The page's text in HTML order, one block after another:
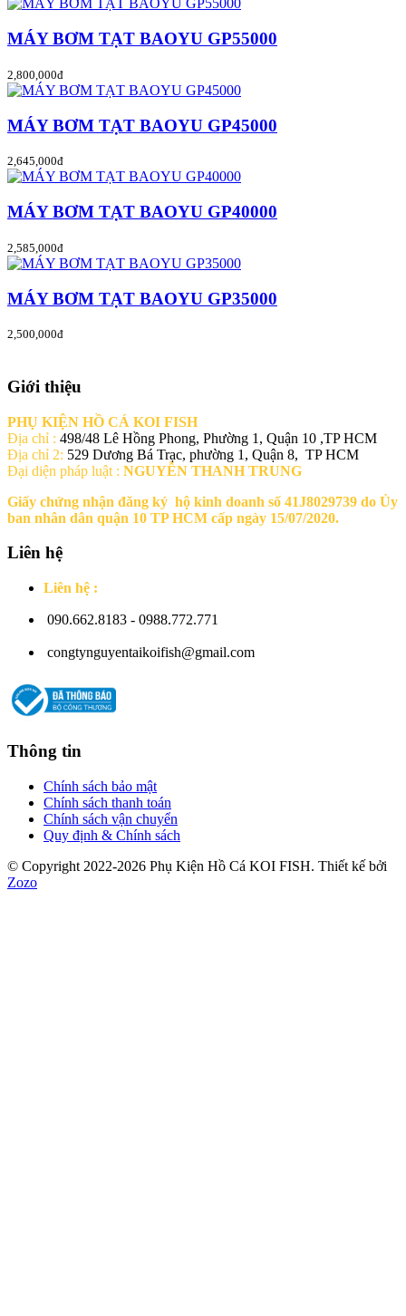
MÁY BƠM TẠT BAOYU GP55000
2,800,000đ
MÁY BƠM TẠT BAOYU GP45000
2,645,000đ
MÁY BƠM TẠT BAOYU GP40000
2,585,000đ
MÁY BƠM TẠT BAOYU GP35000
2,500,000đ
Giới thiệu
PHỤ KIỆN HỒ CÁ KOI FISH
Địa chỉ : 498/48 Lê Hồng Phong, Phường 1, Quận 10 ,TP HCM
Địa chỉ 2: 529 Dương Bá Trạc, phường 1, Quận 8, TP HCM
Đại diện pháp luật : NGUYỄN THANH TRUNG
Giấy chứng nhận đăng ký hộ kinh doanh số 41J8029739 do Ủy
ban nhân dân quận 10 TP HCM cấp ngày 15/07/2020.
Liên hệ
Liên hệ :
090.662.8183 - 0988.772.771
congtynguyentaikoifish@gmail.com
Thông tin
Chính sách bảo mật
Chính sách thanh toán
Chính sách vận chuyển
Quy định & Chính sách
© Copyright 2022-2026 Phụ Kiện Hồ Cá KOI FISH. Thiết kế bởi
Zozo